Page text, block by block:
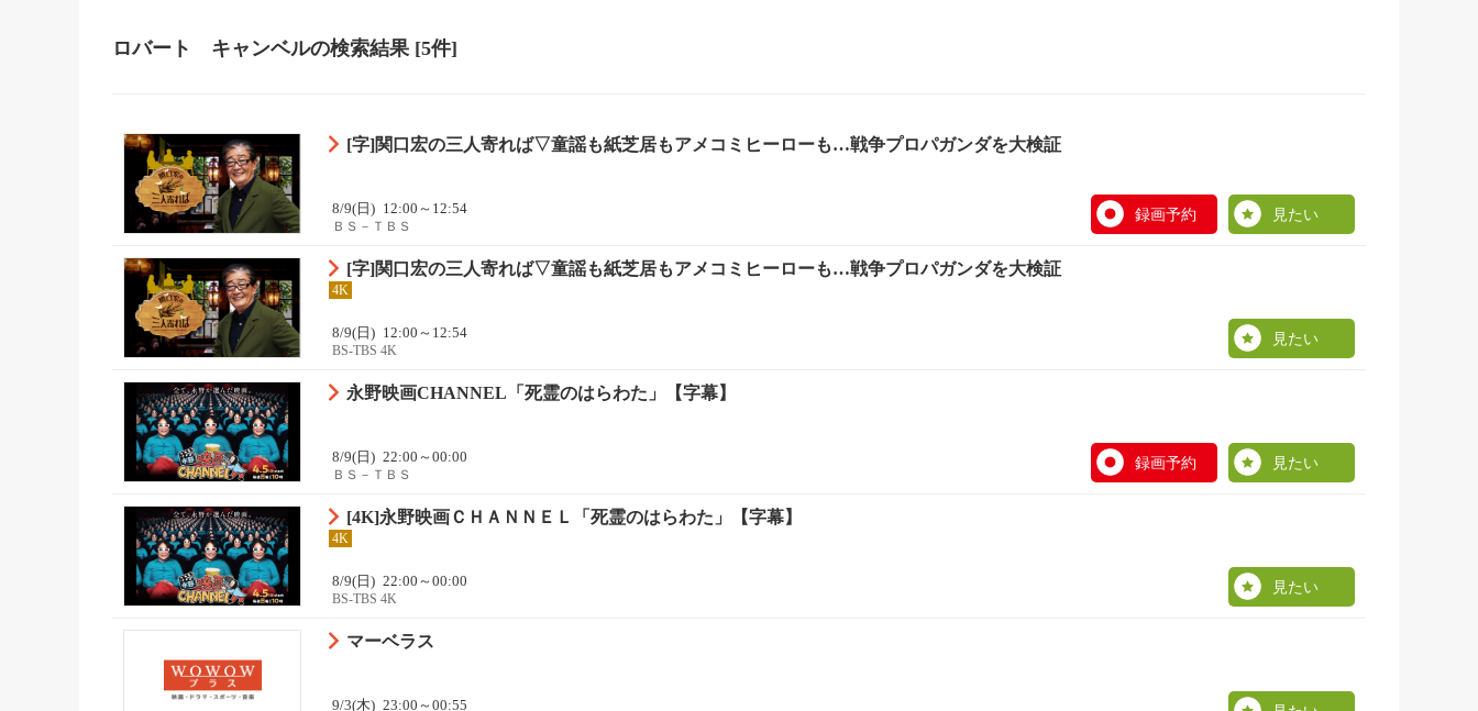
ロバート キャンベルの検索結果 [5件]
[字]関口宏の三人寄れば▽童謡も紙芝居もアメコミヒーローも…戦争プロパガンダを大検証
8/9(日) 12:00～12:54
ＢＳ－ＴＢＳ
録画予約 見たい
[字]関口宏の三人寄れば▽童謡も紙芝居もアメコミヒーローも…戦争プロパガンダを大検証
4K
8/9(日) 12:00～12:54
BS-TBS 4K
見たい
永野映画CHANNEL「死霊のはらわた」【字幕】
8/9(日) 22:00～00:00
ＢＳ－ＴＢＳ
録画予約 見たい
[4K]永野映画ＣＨＡＮＮＥＬ「死霊のはらわた」【字幕】
4K
8/9(日) 22:00～00:00
BS-TBS 4K
見たい
マーベラス
9/3(木) 23:00～00:55